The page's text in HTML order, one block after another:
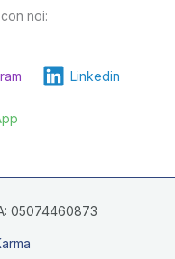
noi:
Linkedin
05074460873